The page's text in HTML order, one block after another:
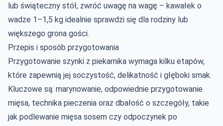
lub świąteczny stół, zwróć uwagę na wagę – kawałek o
wadze 1–1,5 kg idealnie sprawdzi się dla rodziny lub
większego grona gości.
Przepis i sposób przygotowania
Przygotowanie szynki z piekarnika wymaga kilku etapów,
które zapewnią jej soczystość, delikatność i głęboki smak.
Kluczowe są: marynowanie, odpowiednie przygotowanie
mięsa, technika pieczenia oraz dbałość o szczegóły, takie
jak podlewanie mięsa sosem czy odpoczynek po